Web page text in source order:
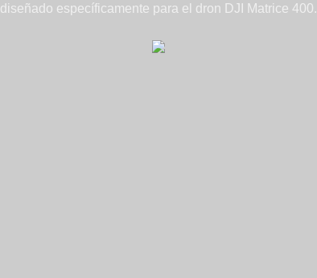
diseñado específicamente para el dron DJI Matrice 400.